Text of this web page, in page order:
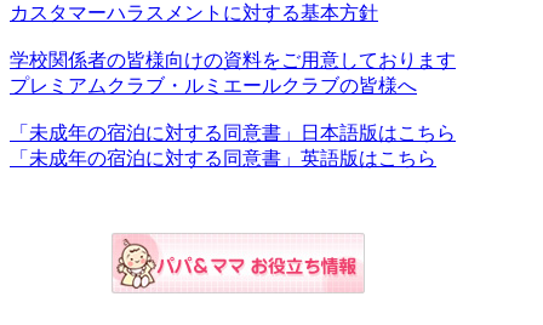
カスタマーハラスメントに対する基本方針
学校関係者の皆様向けの資料をご用意しております
プレミアムクラブ・ルミエールクラブの皆様へ
「未成年の宿泊に対する同意書」日本語版はこちら
「未成年の宿泊に対する同意書」英語版はこちら